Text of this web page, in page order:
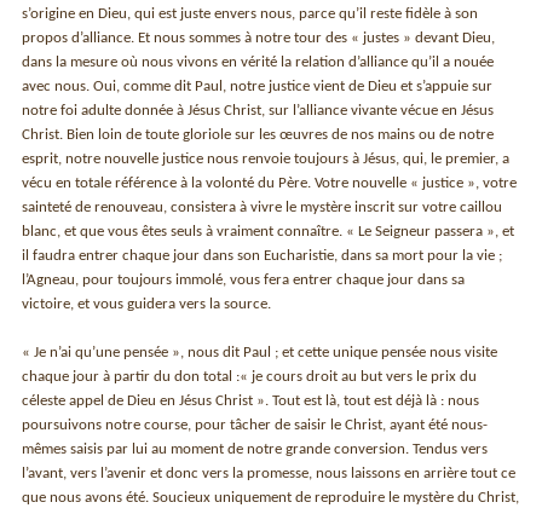
s’origine en Dieu, qui est juste envers nous, parce qu’il reste fidèle à son
propos d’alliance. Et nous sommes à notre tour des « justes » devant Dieu,
dans la mesure où nous vivons en vérité la relation d’alliance qu’il a nouée
avec nous. Oui, comme dit Paul, notre justice vient de Dieu et s’appuie sur
notre foi adulte donnée à Jésus Christ, sur l’alliance vivante vécue en Jésus
Christ. Bien loin de toute gloriole sur les œuvres de nos mains ou de notre
esprit, notre nouvelle justice nous renvoie toujours à Jésus, qui, le premier, a
vécu en totale référence à la volonté du Père. Votre nouvelle « justice », votre
sainteté de renouveau, consistera à vivre le mystère inscrit sur votre caillou
blanc, et que vous êtes seuls à vraiment connaître. « Le Seigneur passera », et
il faudra entrer chaque jour dans son Eucharistie, dans sa mort pour la vie ;
l’Agneau, pour toujours immolé, vous fera entrer chaque jour dans sa
victoire, et vous guidera vers la source.
« Je n’ai qu’une pensée », nous dit Paul ; et cette unique pensée nous visite
chaque jour à partir du don total :« je cours droit au but vers le prix du
céleste appel de Dieu en Jésus Christ ». Tout est là, tout est déjà là : nous
poursuivons notre course, pour tâcher de saisir le Christ, ayant été nous-
mêmes saisis par lui au moment de notre grande conversion. Tendus vers
l’avant, vers l’avenir et donc vers la promesse, nous laissons en arrière tout ce
que nous avons été. Soucieux uniquement de reproduire le mystère du Christ,